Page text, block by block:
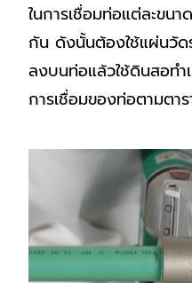
ในการเชื่อมท่อแต่ละขนาด
กัน ดังนั้นต้องใช้แผ่นวัด
ลงบนท่อแล้วใช้ดินสอทำ
การเชื่อมของท่อตามตา